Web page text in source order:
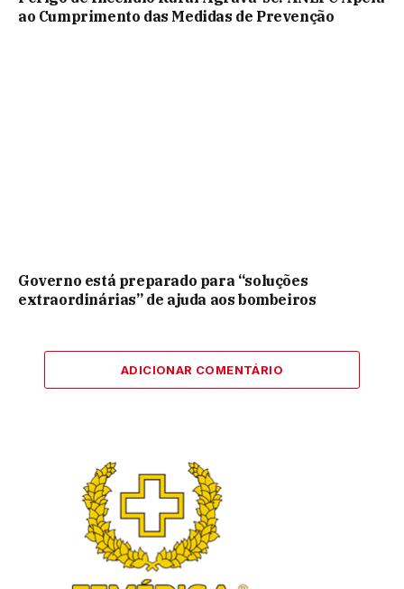
ao Cumprimento das Medidas de Prevenção
Governo está preparado para “soluções
extraordinárias” de ajuda aos bombeiros
ADICIONAR COMENTÁRIO